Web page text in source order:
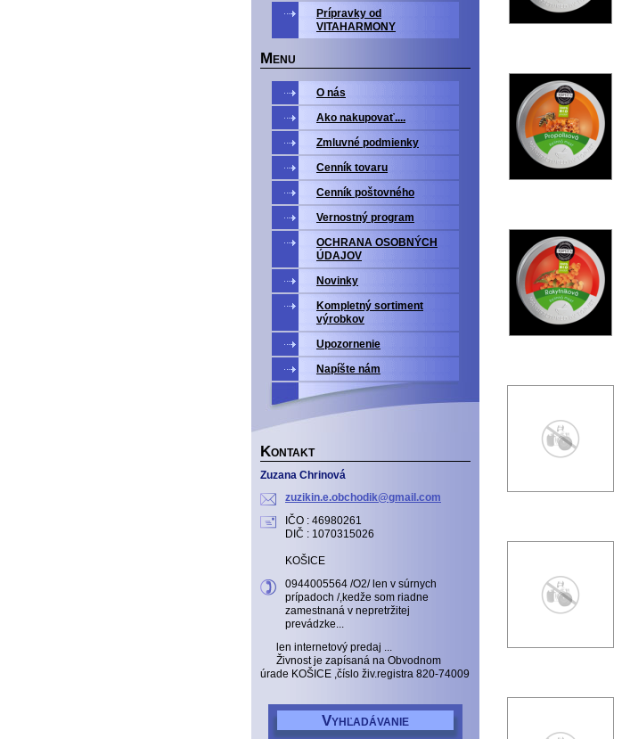
Prípravky od
VITAHARMONY
M ENU
O nás
Ako nakupovať....
Zmluvné podmienky
Cenník tovaru
Cenník poštovného
Vernostný program
OCHRANA OSOBNÝCH
ÚDAJOV
Novinky
Kompletný sortiment
výrobkov
Upozornenie
Napíšte nám
KONTAKT
Zuzana Chrinová
zuzikin.e.obchod ik@gmail .com
IČO : 46980261
DIČ : 1070315026
KOŠICE
0944005564 /O2/ len v súrnych
prípadoch /,kedže som riadne
zamestnaná v nepretržitej
prevádzke...
len internetový predaj ...
Živnost je zapísaná na Obvodnom
úrade KOŠICE ,číslo živ.registra 820-74009
VYHĽADÁVANIE